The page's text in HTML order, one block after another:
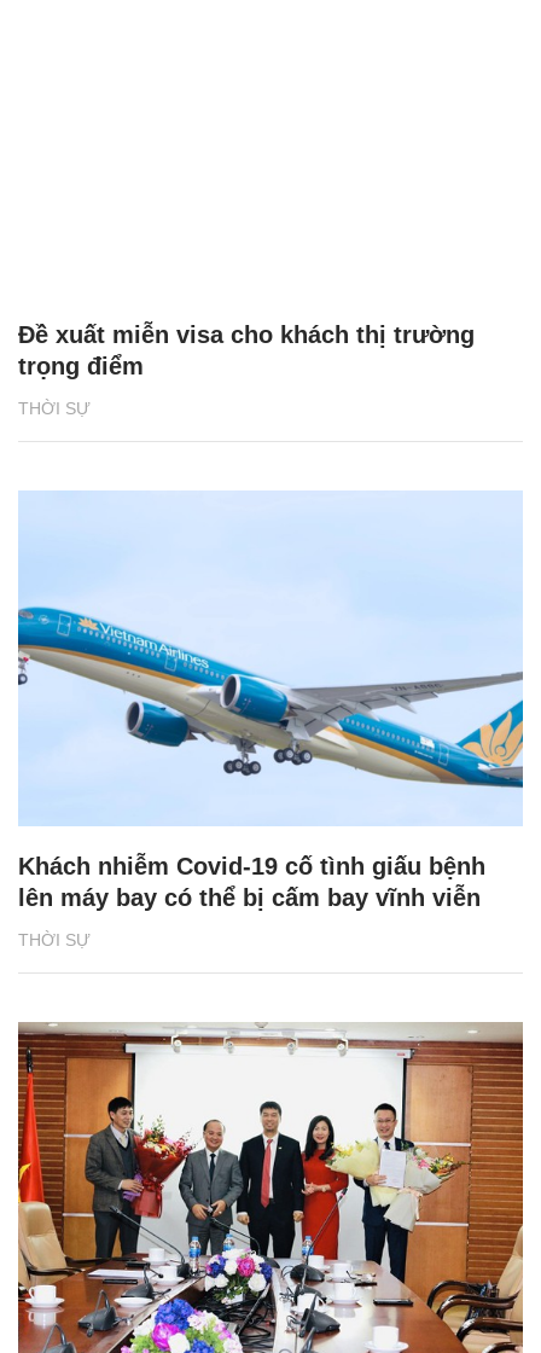
THỜI SỰ
Đề xuất miễn visa cho khách thị trường
trọng điểm
THỜI SỰ
Khách nhiễm Covid-19 cố tình giấu bệnh
lên máy bay có thể bị cấm bay vĩnh viễn